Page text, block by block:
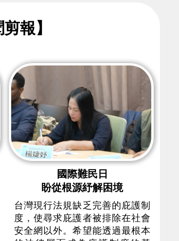
剪報】
國際難民日
盼從根源紓解困境
台灣現行法規缺乏完善的庇護制
度，使尋求庇護者被排除在社會
安全網以外。希望能透過最根本